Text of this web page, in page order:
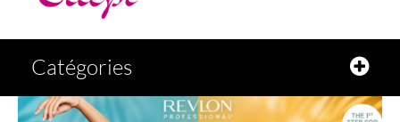
Catégories